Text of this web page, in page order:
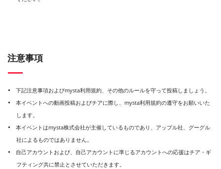
注意事項
下記注意事項およびmysta利用規約、その他のルールを守って投稿しましょう。
本イベントへの動画投稿およびチアに際し、mysta利用規約の遵守をお願いいた
します。
本イベントはmysta株式会社が主催しているものであり、アップル社、グーグル
社によるものではありません。
自己アカウントおよび、自己アカウントに準じるアカウントへの応援はチア・ギ
フティング共に禁止とさせていただきます。